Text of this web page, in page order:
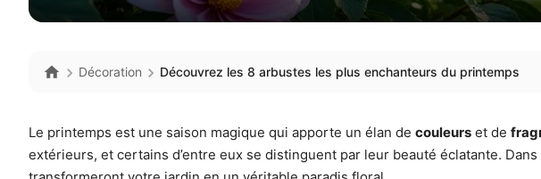
Décoration Découvrez les 8 arbustes les plus enchanteurs du printemps
Le printemps est une saison magique qui apporte un élan de couleurs et de
extérieurs, et certains d’entre eux se distinguent par leur beauté éclatante.